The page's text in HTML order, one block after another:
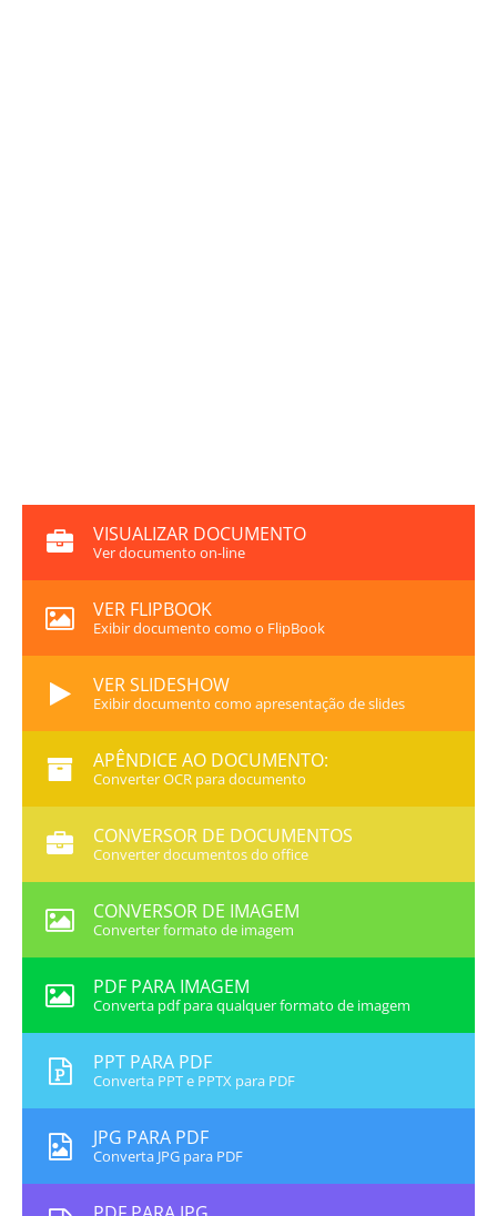
VISUALIZAR DOCUMENTO
Ver documento on-line
VER FLIPBOOK
Exibir documento como o FlipBook
VER SLIDESHOW
Exibir documento como apresentação de slides
APÊNDICE AO DOCUMENTO:
Converter OCR para documento
CONVERSOR DE DOCUMENTOS
Converter documentos do office
CONVERSOR DE IMAGEM
Converter formato de imagem
PDF PARA IMAGEM
Converta pdf para qualquer formato de imagem
PPT PARA PDF
Converta PPT e PPTX para PDF
JPG PARA PDF
Converta JPG para PDF